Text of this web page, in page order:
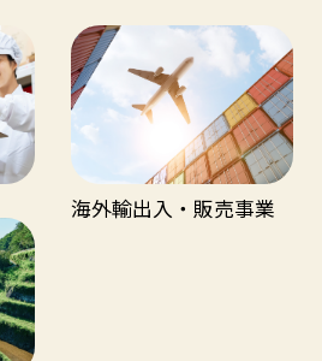
海外輸出入 ・販売事業